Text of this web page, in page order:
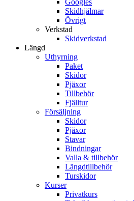
Googles
Skidhjälmar
Övrigt
Verkstad
Skidverkstad
Längd
Uthyrning
Paket
Skidor
Pjäxor
Tillbehör
Fjälltur
Försäljning
Skidor
Pjäxor
Stavar
Bindningar
Valla & tillbehör
Längdtillbehör
Turskidor
Kurser
Privatkurs